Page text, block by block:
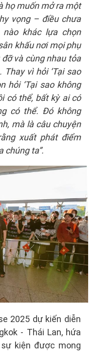
họ muốn mở ra một
vọng – điều chưa
khác lựa chọn
khấu nơi mọi phụ
và cùng nhau tỏa
vì hỏi ‘Tại sao
hỏi ‘Tại sao không
có thể, bất kỳ ai có
có thể. Đó không
mà là câu chuyện
xuất phát điểm
chúng ta”.
2025 dự kiến diễn
- Thái Lan, hứa
kiện được mong